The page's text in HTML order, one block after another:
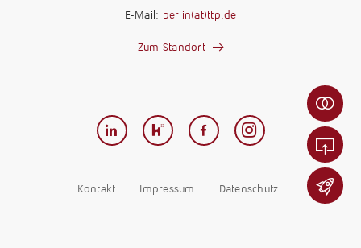
E-Mail: berlin(at)ttp.de
Zum Standort
Kontakt Impressum Datenschutz
n
t
w
e
r
d
e
e
n
-
F
e
r
n
b
a
r
r
i
e
e